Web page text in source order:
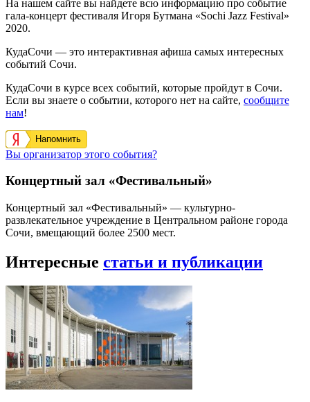
На нашем сайте вы найдете всю информацию про событие
гала-концерт фестиваля Игоря Бутмана «Sochi Jazz Festival»
2020.
КудаСочи — это интерактивная афиша самых интересных
событий Сочи.
КудаСочи в курсе всех событий, которые пройдут в Сочи.
Если вы знаете о событии, которого нет на сайте, сообщите
нам!
Напомнить
Вы организатор этого события?
Концертный зал «Фестивальный»
Концертный зал «Фестивальный» — культурно-
развлекательное учреждение в Центральном районе города
Сочи, вмещающий более 2500 мест.
Интересные статьи и публикации